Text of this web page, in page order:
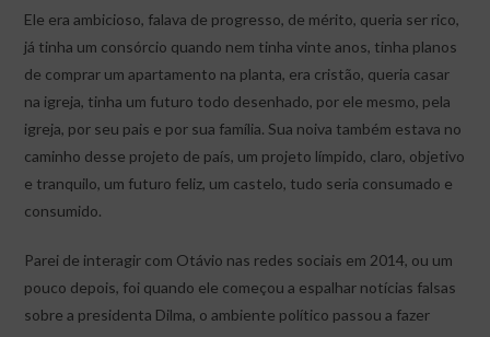
Ele era ambicioso, falava de progresso, de mérito, queria ser rico,
já tinha um consórcio quando nem tinha vinte anos, tinha planos
de comprar um apartamento na planta, era cristão, queria casar
na igreja, tinha um futuro todo desenhado, por ele mesmo, pela
igreja, por seu pais e por sua família. Sua noiva também estava no
caminho desse projeto de país, um projeto límpido, claro, objetivo
e tranquilo, um futuro feliz, um castelo, tudo seria consumado e
consumido.
Parei de interagir com Otávio nas redes sociais em 2014, ou um
pouco depois, foi quando ele começou a espalhar notícias falsas
sobre a presidenta Dilma, o ambiente político passou a fazer